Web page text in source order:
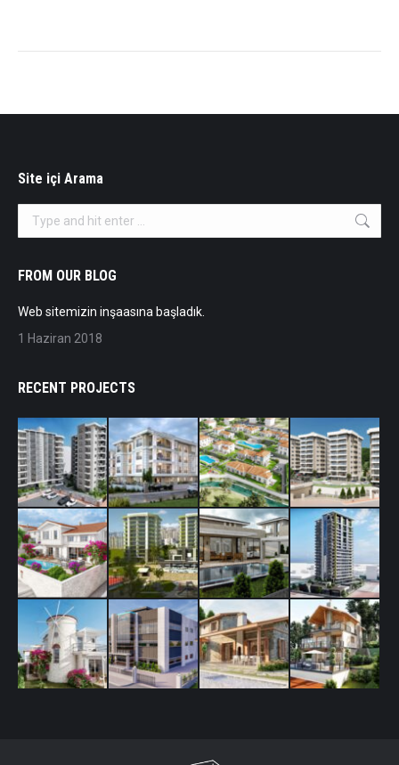
Site içi Arama
Search:
FROM OUR BLOG
Web sitemizin inşaasına başladık.
1 Haziran 2018
RECENT PROJECTS